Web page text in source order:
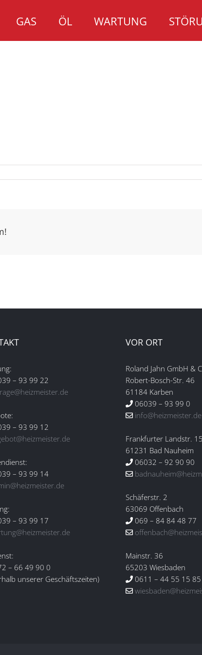
GAS ÖL WARTUNG
– 93 99 22
– 93 99 12
– 93 99 14
– 93 99 17
– 66 49 90 0
unserer Geschäftszeiten)
VOR ORT
Roland Jahn GmbH &
Robert-Bosch-Str. 46
61184 Karben
06039 – 93 99 0
info@heizmeister.de
Frankfurter Landstr. 15
61231 Bad Nauheim
06032 – 92 90 90
Schäferstr. 2
63069 Offenbach
069 – 84 84 48 77
Mainstr. 36
65203 Wiesbaden
0611 – 44 55 15 85